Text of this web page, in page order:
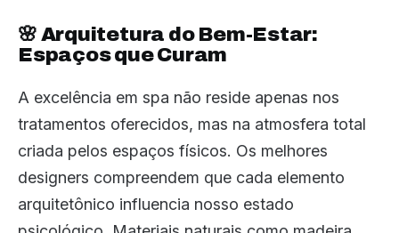
🌸 Arquitetura do Bem-Estar:
Espaços que Curam
A excelência em spa não reside apenas nos
tratamentos oferecidos, mas na atmosfera total
criada pelos espaços físicos. Os melhores
designers compreendem que cada elemento
arquitetônico influencia nosso estado